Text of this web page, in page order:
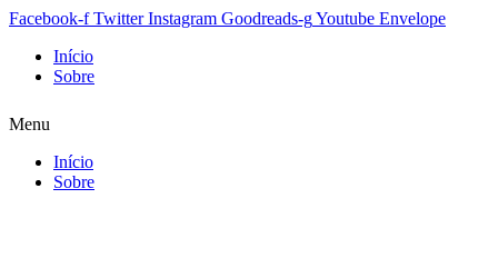
Facebook-f Twitter Instagram Goodreads-gYoutube Envelope
Início
Sobre
Menu
Início
Sobre